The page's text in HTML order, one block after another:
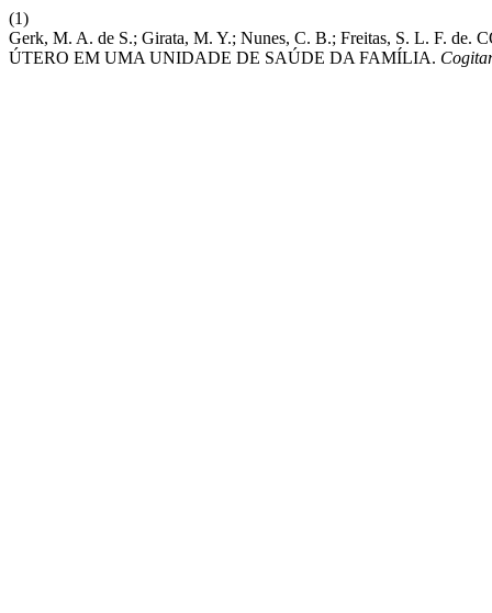
(1)
Gerk, M. A. de S.; Girata, M. Y.; Nunes, C. B.; Freitas, S. L. F.
ÚTERO EM UMA UNIDADE DE SAÚDE DA FAMÍLIA.